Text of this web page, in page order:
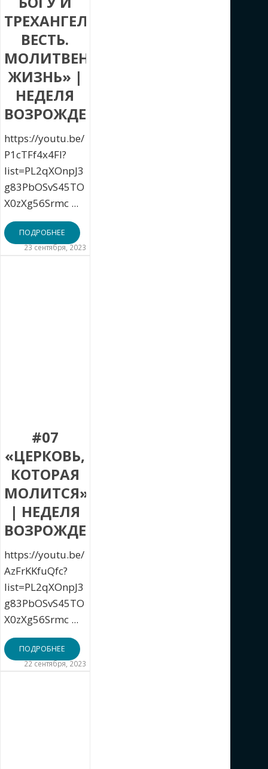
ТРЕХАНГЕЛЬСКАЯ
ВЕСТЬ.
МОЛИТВЕННАЯ
ЖИЗНЬ» |
НЕДЕЛЯ
ВОЗРОЖДЕНИЯ
https://youtu.be/
P1cTFf4x4FI?
list=PL2qXOnpJ3
g83PbOSvS45TO
X0zXg56Srmc ...
ПОДРОБНЕЕ
23 сентября, 2023
#07
«ЦЕРКОВЬ,
КОТОРАЯ
МОЛИТСЯ»
| НЕДЕЛЯ
ВОЗРОЖДЕНИЯ
https://youtu.be/
AzFrKKfuQfc?
list=PL2qXOnpJ3
g83PbOSvS45TO
X0zXg56Srmc ...
ПОДРОБНЕЕ
22 сентября, 2023